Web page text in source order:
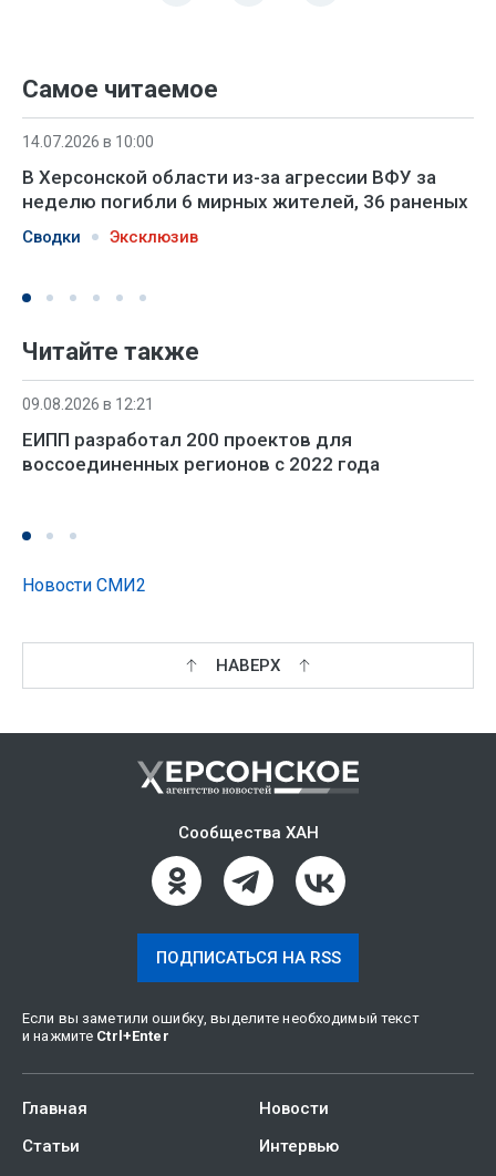
Самое читаемое
14.07.2026 в 10:00
В Херсонской области из-за агрессии ВФУ за
неделю погибли 6 мирных жителей, 36 раненых
Сводки Эксклюзив
Читайте также
09.08.2026 в 12:21
ЕИПП разработал 200 проектов для
воссоединенных регионов с 2022 года
Новости СМИ2
НАВЕРХ
Сообщества ХАН
ПОДПИСАТЬСЯ НА RSS
Если вы заметили ошибку, выделите необходимый текст
и нажмите Ctrl +Enter
Главная
Новости
Статьи
Интервью